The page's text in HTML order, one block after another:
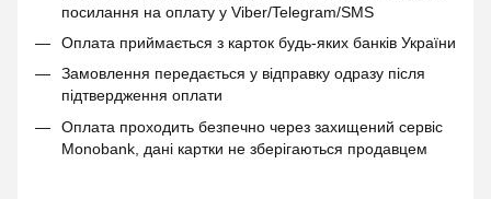
посилання на оплату у Viber/Telegram/SMS
Оплата приймається з карток будь-яких банків України
Замовлення передається у відправку одразу після
підтвердження оплати
Оплата проходить безпечно через захищений сервіс
Monobank, дані картки не зберігаються продавцем